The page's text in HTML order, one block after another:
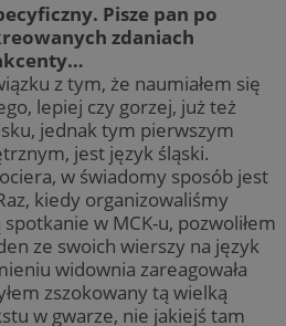
Pisze pan po
zdaniach
z tym, że naumiałem się
lepiej czy gorzej, już też
jednak tym pierwszym
jest język śląski.
w świadomy sposób jest
kiedy organizowaliśmy
w MCK-u, pozwoliłem
ze swoich wierszy na język
widownia zareagowała
zszokowany tą wielką
w gwarze, nie jakiejś tam